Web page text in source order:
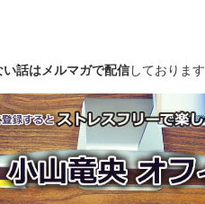
話はメルマガで配信しております